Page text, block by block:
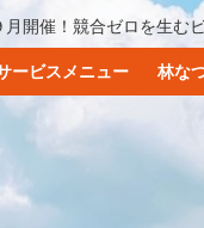
月開催！競合ゼロを生む
ービスメニュー 林な